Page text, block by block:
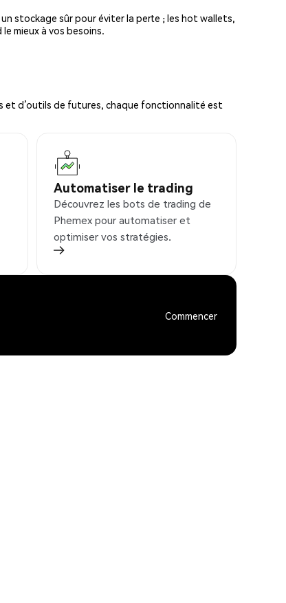
stockage sûr pour éviter la perte ; les hot wallets,
mieux à vos besoins.
et d’outils de futures, chaque fonctionnalité est
Automatiser le trading
Découvrez les bots de trading de
Phemex pour automatiser et
optimiser vos stratégies.
Commencer